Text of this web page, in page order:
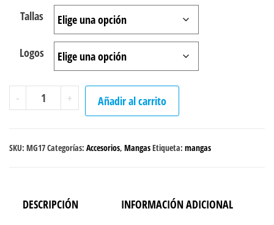
Tallas
Logos
-
Mangas
"Gray
cantidad
+ Añadir al carrito
SKU: MG17Categorías: Accesorios, MangasEtiqueta: mangas
DESCRIPCIÓN
INFORMACIÓN ADICIONAL